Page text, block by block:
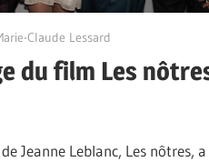
Claude Lessard
du film Les
Jeanne Leblanc, Les nôtres,